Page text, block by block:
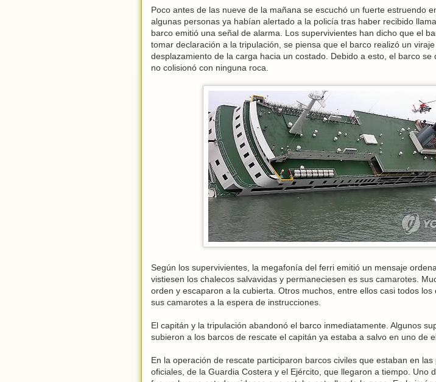
Poco antes de las nueve de la mañana se escuchó un fuerte estruendo
algunas personas ya habían alertado a la policía tras haber recibido
barco emitió una señal de alarma. Los supervivientes han dicho que el
tomar declaración a la tripulación, se piensa que el barco realizó un
desplazamiento de la carga hacia un costado. Debido a esto, el barco
no colisionó con ninguna roca.
Según los supervivientes, la megafonía del ferri emitió un mensaje
vistiesen los chalecos salvavidas y permaneciesen es sus camarotes.
orden y escaparon a la cubierta. Otros muchos, entre ellos casi todos
sus camarotes a la espera de instrucciones.
El capitán y la tripulación abandonó el barco inmediatamente. Algunos
subieron a los barcos de rescate el capitán ya estaba a salvo en uno de
En la operación de rescate participaron barcos civiles que estaban en
oficiales, de la Guardia Costera y el Ejército, que llegaron a tiempo. Uno